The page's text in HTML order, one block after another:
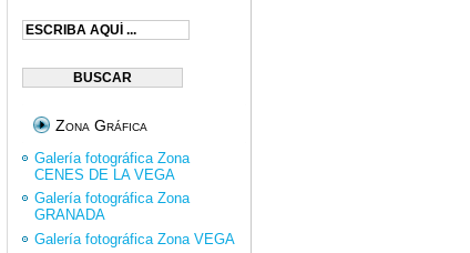
Zona Gráfica
Galería fotográfica Zona
CENES DE LA VEGA
Galería fotográfica Zona
GRANADA
Galería fotográfica Zona VEGA